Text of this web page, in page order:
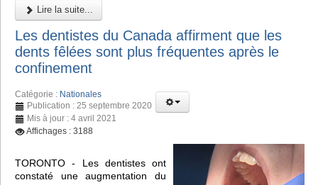
Lire la suite...
Les dentistes du Canada affirment que les
dents fêlées sont plus fréquentes après le
confinement
Catégorie : Nationales
Publication : 25 septembre 2020
Mis à jour : 4 avril 2021
Affichages : 3188
TORONTO - Les dentistes ont
constaté une augmentation du